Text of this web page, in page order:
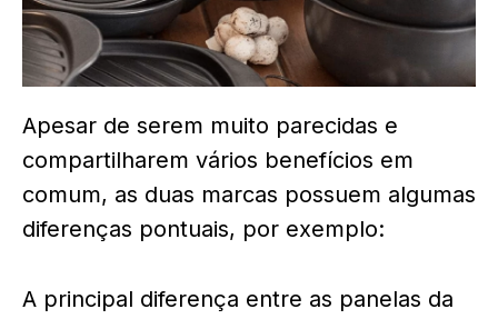
Apesar de serem muito parecidas e
compartilharem vários benefícios em
comum, as duas marcas possuem algumas
diferenças pontuais, por exemplo:
A principal diferença entre as panelas da